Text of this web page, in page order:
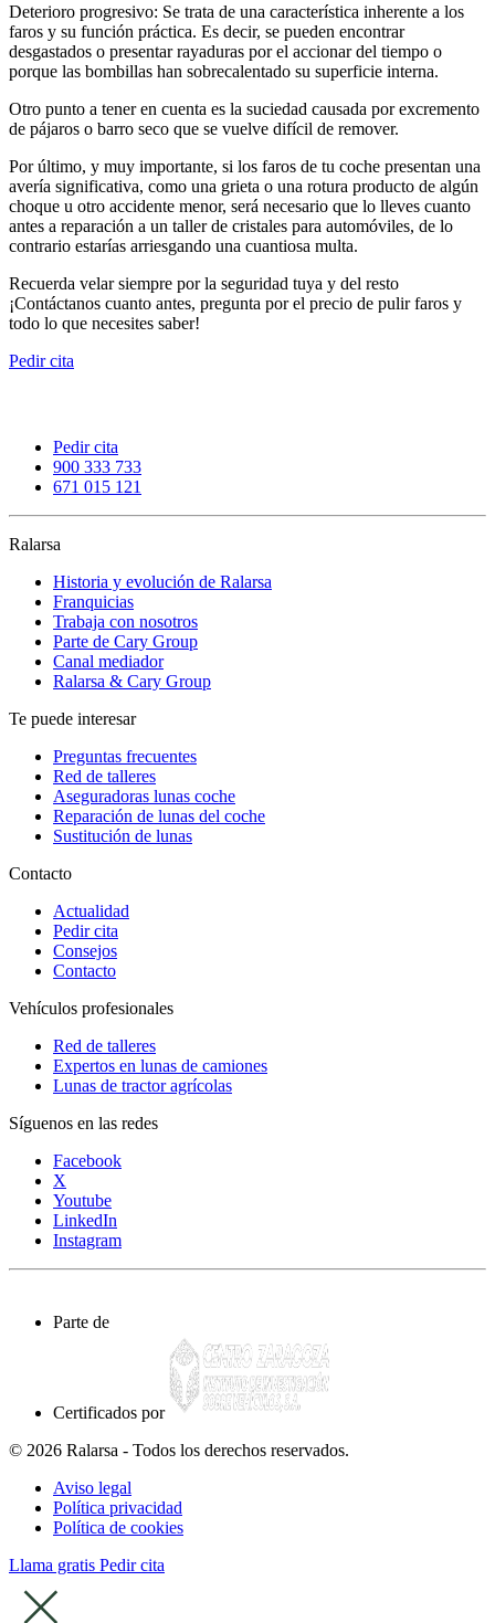
Deterioro progresivo: Se trata de una característica inherente a los
faros y su función práctica. Es decir, se pueden encontrar
desgastados o presentar rayaduras por el accionar del tiempo o
porque las bombillas han sobrecalentado su superficie interna.
Otro punto a tener en cuenta es la suciedad causada por excremento
de pájaros o barro seco que se vuelve difícil de remover.
Por último, y muy importante, si los faros de tu coche presentan una
avería significativa, como una grieta o una rotura producto de algún
choque u otro accidente menor, será necesario que lo lleves cuanto
antes a reparación a un taller de cristales para automóviles, de lo
contrario estarías arriesgando una cuantiosa multa.
Recuerda velar siempre por la seguridad tuya y del resto
¡Contáctanos cuanto antes, pregunta por el precio de pulir faros y
todo lo que necesites saber!
Pedir cita
Pedir cita
900 333 733
671 015 121
Ralarsa
Historia y evolución de Ralarsa
Franquicias
Trabaja con nosotros
Parte de Cary Group
Canal mediador
Ralarsa & Cary Group
Te puede interesar
Preguntas frecuentes
Red de talleres
Aseguradoras lunas coche
Reparación de lunas del coche
Sustitución de lunas
Contacto
Actualidad
Pedir cita
Consejos
Contacto
Vehículos profesionales
Red de talleres
Expertos en lunas de camiones
Lunas de tractor agrícolas
Síguenos en las redes
Facebook
X
Youtube
LinkedIn
Instagram
Parte de
Certificados por
© 2026 Ralarsa - Todos los derechos reservados.
Aviso legal
Política privacidad
Política de cookies
Llama gratis Pedir cita